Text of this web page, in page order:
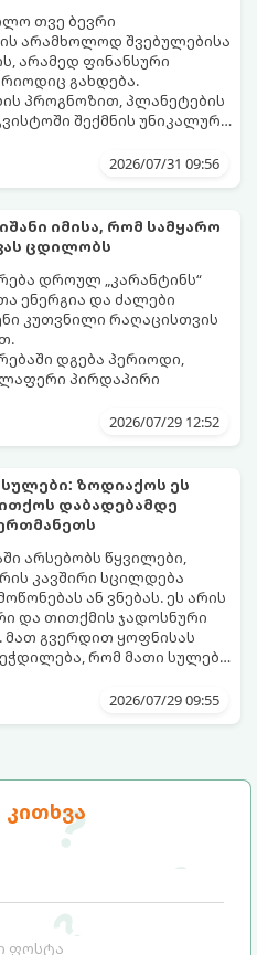
კითხვა
თვე ბევრი
არამხოლოდ შვებულებისა
არამედ ფინანსური
გახდება.
პროგნოზით, პლანეტების
შექმნის უნიკალურ
ფინანსური წარმატების
აგვისტოში ფინანსური
2026/07/31 09:56
იმისა, რომ სამყარო
ცდილობს
დროულ „კარანტინს“
ენერგია და ძალები
კუთვნილი რაღაცისთვის
დგება პერიოდი,
პირდაპირი
გარიგებები,
უეცრად მიდიან.
ადვილია
ჩავარდნა. თუმცა
და ფსიქოლოგიაში ეს
სხვანაირად
სამყაროს (ან ჩვენი
ფარული დამცავი
მუშაობა, რომელთაც
ჯერ კიდევ უხილავი
მივყავართ.
იმისა, რომ
სასჯელი კი არა,
მიმართული
2026/07/29 12:52
ზოდიაქოს ეს
დაბადებამდე
არსებობს წყვილები,
კავშირი სცილდება
ან ვნებას. ეს არის
და თითქმის ჯადოსნური
გვერდით ყოფნისას
რომ მათი სულები
რომლებიც
2026/07/29 09:55